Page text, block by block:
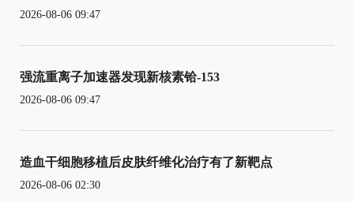
2026-08-06 09:47
强流重离子加速器发现新核素铪-153
2026-08-06 09:47
造血干细胞移植后皮肤纤维化治疗有了新靶点
2026-08-06 02:30